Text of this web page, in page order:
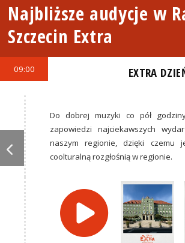
Najbliższe audycje w
Szczecin Extra
09:00 EXTRA
Do dobrej muzyki co pół
zapowiedzi najciekawszych
naszym regionie, dzięki czemu
coolturalną rozgłośnią w regionie.